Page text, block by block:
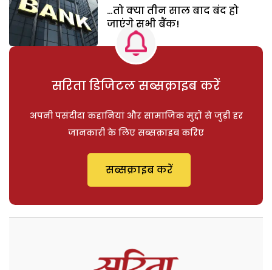
…तो क्या तीन साल बाद बंद हो
जाएंगे सभी बैंक!
सरिता डिजिटल सब्सक्राइब करें
अपनी पसंदीदा कहानियां और सामाजिक मुद्दों से जुड़ी हर
जानकारी के लिए सब्सक्राइब करिए
सब्सक्राइब करें